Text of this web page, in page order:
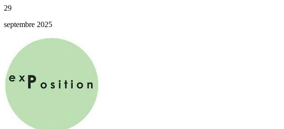
29
septembre 2025